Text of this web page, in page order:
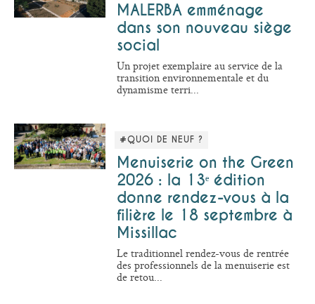
MALERBA emménage
dans son nouveau siège
social
Un projet exemplaire au service de la
transition environnementale et du
dynamisme terri...
#QUOI DE NEUF ?
Menuiserie on the Green
2026 : la 13ᵉ édition
donne rendez-vous à la
filière le 18 septembre à
Missillac
Le traditionnel rendez-vous de rentrée
des professionnels de la menuiserie est
de retou...